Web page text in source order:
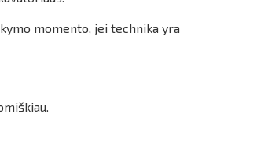
momento, jei technika yra